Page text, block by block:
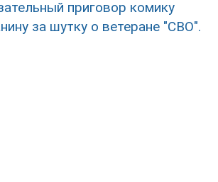
приговор комику
за шутку о ветеране "СВО".